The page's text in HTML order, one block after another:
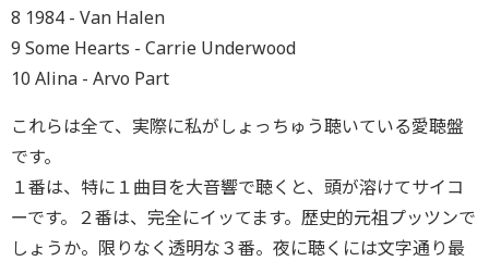
8 1984 - Van Halen
9 Some Hearts - Carrie Underwood
10 Alina - Arvo Part
これらは全て、実際に私がしょっちゅう聴いている愛聴盤
です。
１番は、特に１曲目を大音響で聴くと、頭が溶けてサイコ
ーです。２番は、完全にイッてます。歴史的元祖プッツンで
しょうか。限りなく透明な３番。夜に聴くには文字通り最